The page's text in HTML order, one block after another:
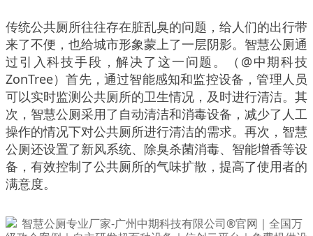
传统公共厕所往往存在脏乱臭的问题，给人们的出行带
来了不便，也给城市形象蒙上了一层阴影。智慧公厕通
过引入科技手段，解决了这一问题。（@中期科技
ZonTree）首先，通过智能感知和监控设备，管理人员
可以实时监测公共厕所的卫生情况，及时进行清洁。其
次，智慧公厕采用了自动清洁和消毒设备，减少了人工
操作的情况下对公共厕所进行清洁的需求。再次，智慧
公厕还设置了新风系统、除臭杀菌消毒、智能增香等设
备，有效控制了公共厕所的气味扩散，提高了使用者的
满意度。